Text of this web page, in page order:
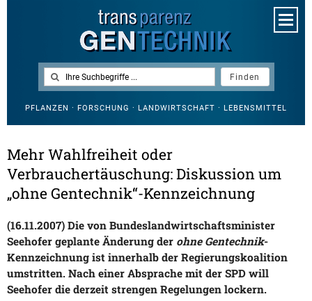
PFLANZEN · FORSCHUNG · LANDWIRTSCHAFT · LEBENSMITTEL
Mehr Wahlfreiheit oder
Verbrauchertäuschung: Diskussion um
„ohne Gentechnik“-Kennzeichnung
(16.11.2007) Die von Bundeslandwirtschaftsminister
Seehofer geplante Änderung der ohne Gentechnik-
Kennzeichnung ist innerhalb der Regierungskoalition
umstritten. Nach einer Absprache mit der SPD will
Seehofer die derzeit strengen Regelungen lockern.